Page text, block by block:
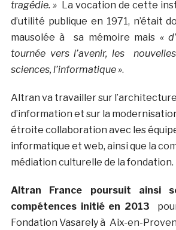
tragédie. »La vocation de cette
d’utilité publique en 1971, n’était
mausolée à sa mémoire mais «
tournée vers l’avenir, les
sciences, l’informatique ».
Altran va travailler sur
d’information et sur la
étroite collaboration avec les
informatique et web, ainsi que la
médiation culturelle de la fondation.
Altran France poursuit ainsi
compétences initié en 2013
Fondation Vasarely à Aix-en-